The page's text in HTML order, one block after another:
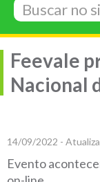
Feevale
Nacional
14/09/2022 -
Evento